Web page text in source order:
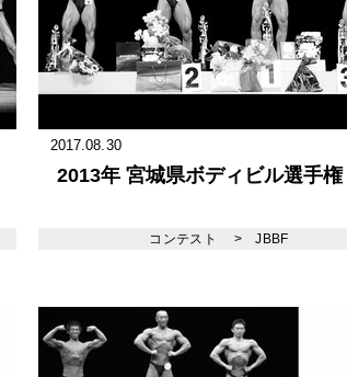
2017.08.30
2013年 宮城県ボディビル選手権
コンテスト >JBBF